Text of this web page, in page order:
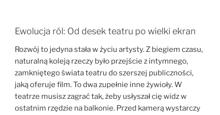
Ewolucja ról: Od desek teatru po wielki ekran
Rozwój to jedyna stała w życiu artysty. Z biegiem czasu,
naturalną koleją rzeczy było przejście z intymnego,
zamkniętego świata teatru do szerszej publiczności,
jaką oferuje film. To dwa zupełnie inne żywioły. W
teatrze musisz zagrać tak, żeby usłyszał cię widz w
ostatnim rzędzie na balkonie. Przed kamerą wystarczy